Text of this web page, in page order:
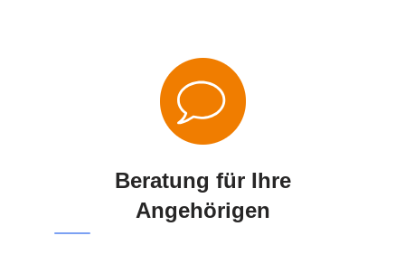
Beratung für Ihre
Angehörigen